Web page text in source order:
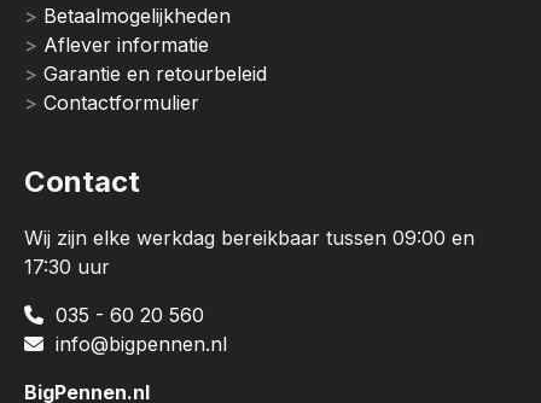
Betaalmogelijkheden
Aflever informatie
Garantie en retourbeleid
Contactformulier
Contact
Wij zijn elke werkdag bereikbaar tussen 09:00 en
17:30 uur
035 - 60 20 560
info@bigpennen.nl
BigPennen.nl